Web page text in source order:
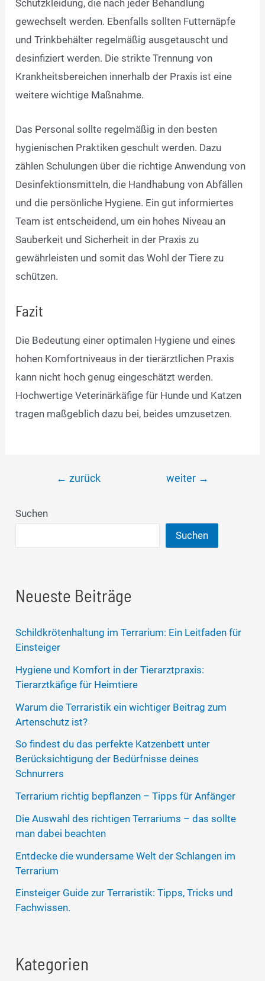
Schutzkleidung, die nach jeder Behandlung
gewechselt werden. Ebenfalls sollten Futternäpfe
und Trinkbehälter regelmäßig ausgetauscht und
desinfiziert werden. Die strikte Trennung von
Krankheitsbereichen innerhalb der Praxis ist eine
weitere wichtige Maßnahme.
Das Personal sollte regelmäßig in den besten
hygienischen Praktiken geschult werden. Dazu
zählen Schulungen über die richtige Anwendung von
Desinfektionsmitteln, die Handhabung von Abfällen
und die persönliche Hygiene. Ein gut informiertes
Team ist entscheidend, um ein hohes Niveau an
Sauberkeit und Sicherheit in der Praxis zu
gewährleisten und somit das Wohl der Tiere zu
schützen.
Fazit
Die Bedeutung einer optimalen Hygiene und eines
hohen Komfortniveaus in der tierärztlichen Praxis
kann nicht hoch genug eingeschätzt werden.
Hochwertige Veterinärkäfige für Hunde und Katzen
tragen maßgeblich dazu bei, beides umzusetzen.
Beitragsnavigation
← zurück weiter →
Suchen
Suchen
Neueste Beiträge
Schildkrötenhaltung im Terrarium: Ein Leitfaden für
Einsteiger
Hygiene und Komfort in der Tierarztpraxis:
Tierarztkäfige für Heimtiere
Warum die Terraristik ein wichtiger Beitrag zum
Artenschutz ist?
So findest du das perfekte Katzenbett unter
Berücksichtigung der Bedürfnisse deines
Schnurrers
Terrarium richtig bepflanzen – Tipps für Anfänger
Die Auswahl des richtigen Terrariums – das sollte
man dabei beachten
Entdecke die wundersame Welt der Schlangen im
Terrarium
Einsteiger Guide zur Terraristik: Tipps, Tricks und
Fachwissen.
Kategorien